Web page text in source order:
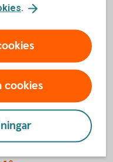
om ett nytt lån och
och krediter.
.
cookies